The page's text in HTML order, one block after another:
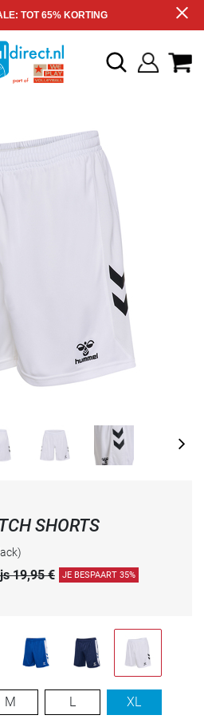
TOT 65% KORTING
SHORTS
19,95 € JE BESPAART 35%
M L XL